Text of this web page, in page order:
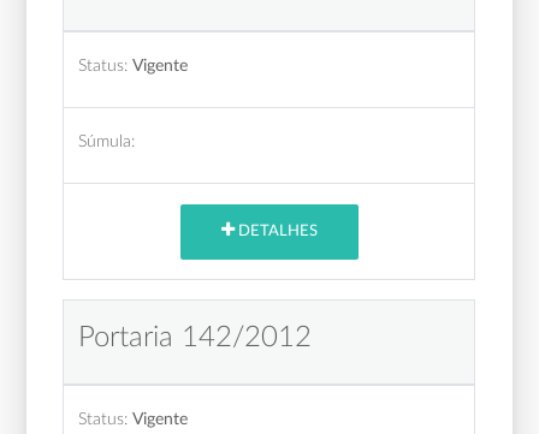
Status: Vigente
Súmula:
DETALHES
Portaria 142/2012
Status: Vigente